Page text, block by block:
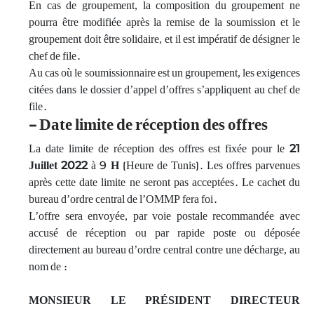
En cas de groupement, la composition du groupement ne
pourra être modifiée après la remise de la soumission et le
groupement doit être solidaire, et il est impératif de désigner le
chef de file.
Au cas où le soumissionnaire est un groupement, les exigences
citées dans le dossier d’appel d’offres s’appliquent au chef de
file.
- Date limite de réception des offres
La date limite de réception des offres est fixée pour le 21
Juillet 2022à 9 H(Heure de Tunis). Les offres parvenues
après cette date limite ne seront pas acceptées. Le cachet du
bureau d’ordre central de l’OMMP fera foi.
L’offre sera envoyée, par voie postale recommandée avec
accusé de réception ou par rapide poste ou déposée
directement au bureau d’ordre central contre une décharge, au
nom de :
MONSIEUR LE PRÉSIDENT DIRECTEUR